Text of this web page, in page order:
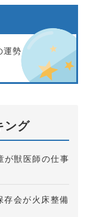
運勢
ング
が獣医師の仕事
会が火床整備